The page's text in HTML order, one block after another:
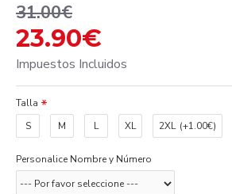
23.90€
31.00€
Impuestos Incluidos
Talla
S
M L XL 2XL (+1.00€)
Personalice Nombre y Número